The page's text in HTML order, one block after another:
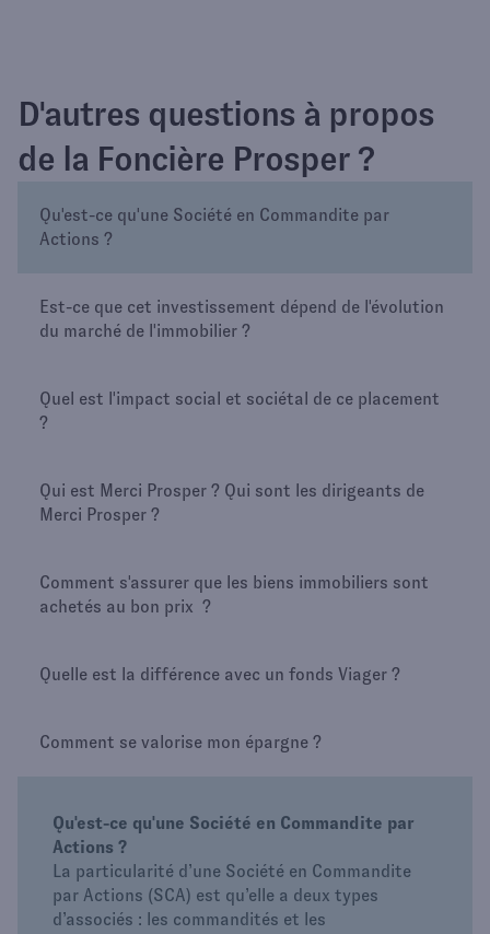
D'autres questions à propos
de la Foncière Prosper ?
Qu'est-ce qu'une Société en Commandite par
Actions ?
Est-ce que cet investissement dépend de l'évolution
du marché de l'immobilier ?
Quel est l'impact social et sociétal de ce placement
?
Qui est Merci Prosper ? Qui sont les dirigeants de
Merci Prosper ?
Comment s'assurer que les biens immobiliers sont
achetés au bon prix ?
Quelle est la différence avec un fonds Viager ?
Comment se valorise mon épargne ?
Qu'est-ce qu'une Société en Commandite par
Actions ?
La particularité d’une Société en Commandite
par Actions (SCA) est qu’elle a deux types
d’associés : les commandités et les